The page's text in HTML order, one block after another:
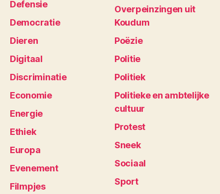
Defensie
Democratie
Dieren
Digitaal
Discriminatie
Economie
Energie
Ethiek
Europa
Evenement
Filmpjes
Overpeinzingen uit
Koudum
Poëzie
Politie
Politiek
Politieke en ambtelijke
cultuur
Protest
Sneek
Sociaal
Sport